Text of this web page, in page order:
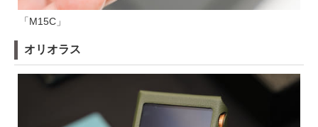
「M15C」
オリオラス